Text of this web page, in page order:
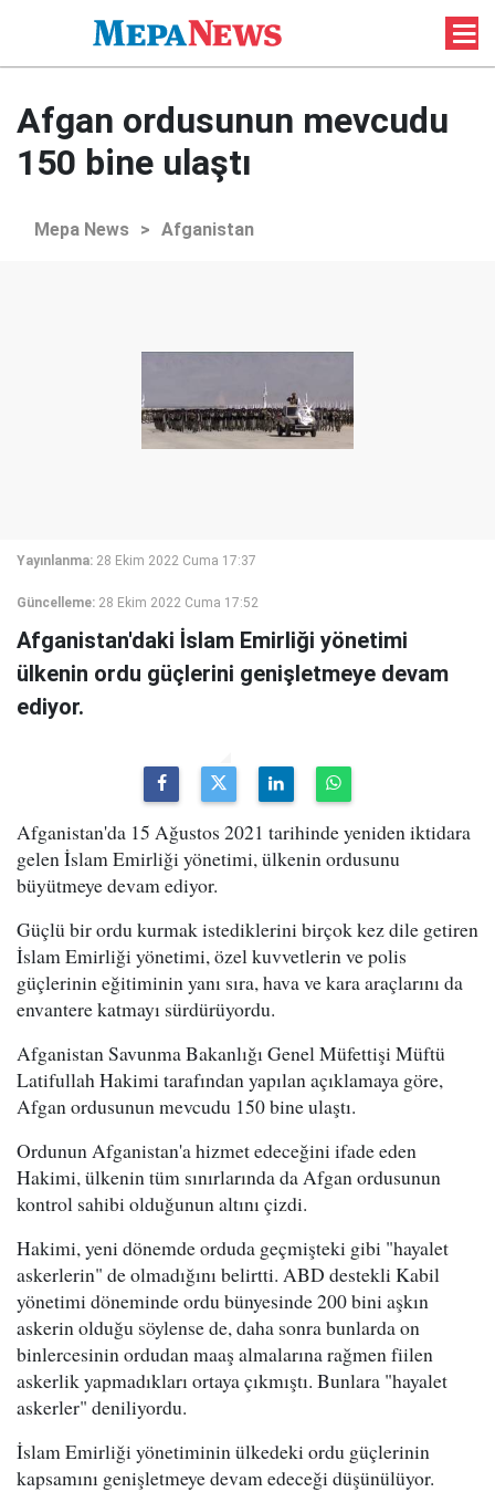
Afgan ordusunun mevcudu
150 bine ulaştı
Mepa News > Afganistan
Yayınlanma: 28 Ekim 2022 Cuma 17:37
Güncelleme: 28 Ekim 2022 Cuma 17:52
Afganistan'daki İslam Emirliği yönetimi
ülkenin ordu güçlerini genişletmeye devam
ediyor.
Afganistan'da 15 Ağustos 2021 tarihinde yeniden iktidara
gelen İslam Emirliği yönetimi, ülkenin ordusunu
büyütmeye devam ediyor.
Güçlü bir ordu kurmak istediklerini birçok kez dile getiren
İslam Emirliği yönetimi, özel kuvvetlerin ve polis
güçlerinin eğitiminin yanı sıra, hava ve kara araçlarını da
envantere katmayı sürdürüyordu.
Afganistan Savunma Bakanlığı Genel Müfettişi Müftü
Latifullah Hakimi tarafından yapılan açıklamaya göre,
Afgan ordusunun mevcudu 150 bine ulaştı.
Ordunun Afganistan'a hizmet edeceğini ifade eden
Hakimi, ülkenin tüm sınırlarında da Afgan ordusunun
kontrol sahibi olduğunun altını çizdi.
Hakimi, yeni dönemde orduda geçmişteki gibi "hayalet
askerlerin" de olmadığını belirtti. ABD destekli Kabil
yönetimi döneminde ordu bünyesinde 200 bini aşkın
askerin olduğu söylense de, daha sonra bunlarda on
binlercesinin ordudan maaş almalarına rağmen fiilen
askerlik yapmadıkları ortaya çıkmıştı. Bunlara "hayalet
askerler" deniliyordu.
İslam Emirliği yönetiminin ülkedeki ordu güçlerinin
kapsamını genişletmeye devam edeceği düşünülüyor.